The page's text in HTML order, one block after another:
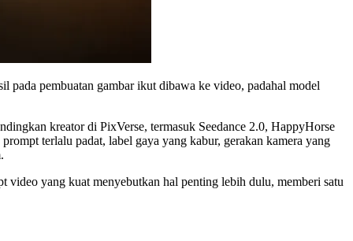
pada pembuatan gambar ikut dibawa ke video, padahal model
kreator di PixVerse, termasuk Seedance 2.0, HappyHorse
terlalu padat, label gaya yang kabur, gerakan kamera yang
video yang kuat menyebutkan hal penting lebih dulu, memberi satu